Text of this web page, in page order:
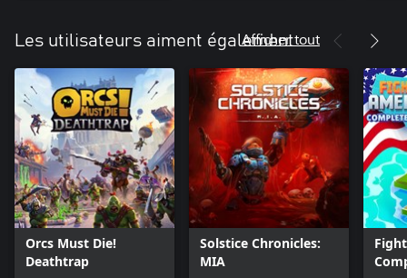
Les utilisateurs aiment également
Afficher tout
Orcs Must Die!
Deathtrap
Solstice Chronicles:
MIA